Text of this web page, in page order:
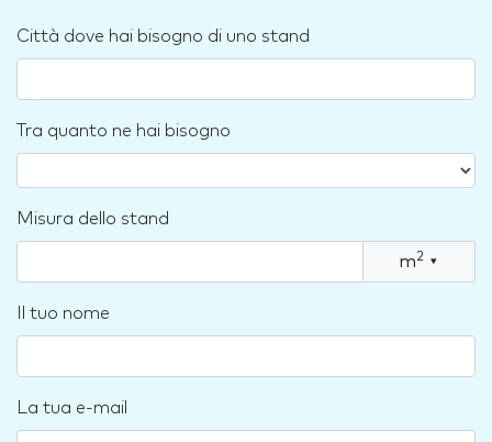
Città dove hai bisogno di uno stand
Tra quanto ne hai bisogno
Misura dello stand
m2 ▾
Il tuo nome
La tua e-mail